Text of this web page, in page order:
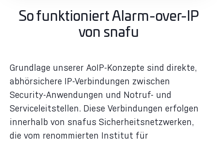
So funktioniert Alarm-over-IP
von snafu
Grundlage unserer AoIP-Konzepte sind direkte,
abhörsichere IP-Verbindungen zwischen
Security-Anwendungen und Notruf- und
Serviceleitstellen. Diese Verbindungen erfolgen
innerhalb von snafus Sicherheitsnetzwerken,
die vom renommierten Institut für